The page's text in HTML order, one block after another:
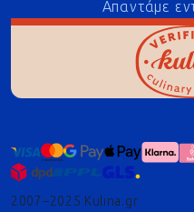
Απαντάμε
2007–2025 Kulina.gr